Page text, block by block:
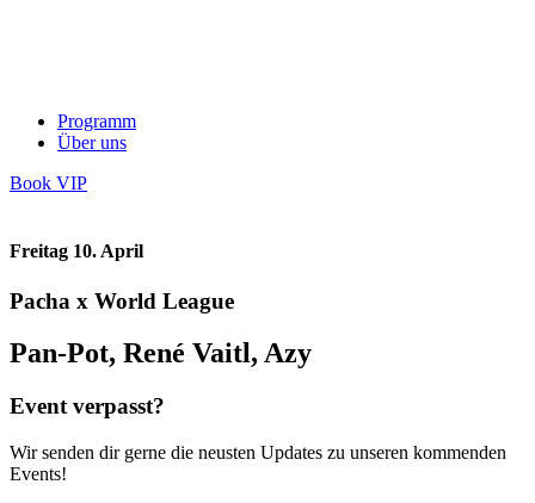
Programm
Über uns
Book VIP
Freitag 10. April
Pacha x World League
Pan-Pot, René Vaitl, Azy
Event verpasst?
Wir senden dir gerne die neusten Updates zu unseren kommenden
Events!